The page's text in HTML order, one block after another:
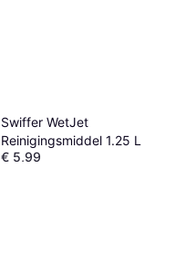
Swiffer WetJet
Reinigingsmiddel 1.25 L
€ 5,99